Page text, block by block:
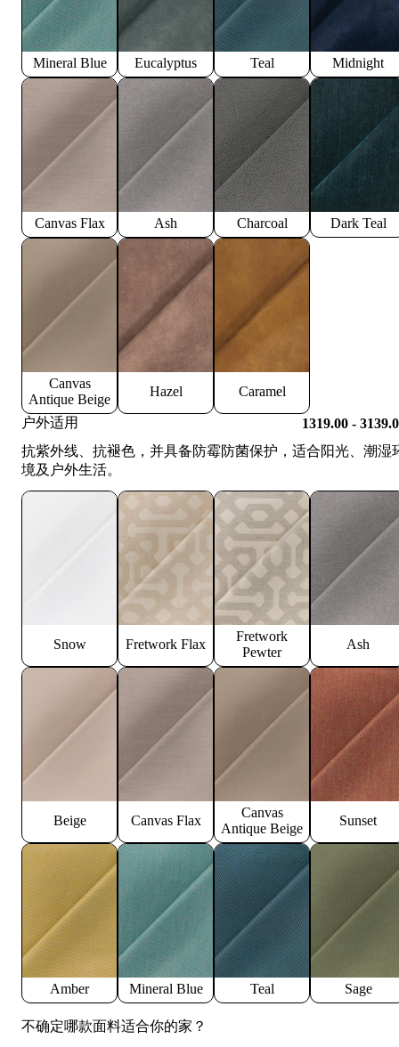
Mineral Blue Eucalyptus Teal Midnight
Canvas Flax Ash Charcoal Dark Teal
Canvas
Antique Beige
Hazel Caramel
户外适用
1319.00 -
抗紫外线、抗褪色，并具备防霉防菌保护，适合阳光、潮湿
境及户外生活。
Snow Fretwork Flax
Fretwork
Pewter
Ash
Beige Canvas Flax
Canvas
Antique Beige
Sunset
Amber Mineral Blue Teal Sage
不确定哪款面料适合你的家？